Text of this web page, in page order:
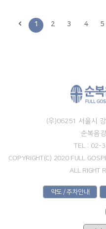
1 2 3 4 5
(우)06251 서울시
순복음
TEL : 02-
COPYRIGHT(C) 2020 FULL
ALL RIGHT
약도 / 주차안내